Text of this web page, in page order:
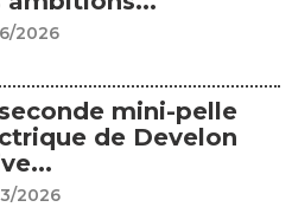
2026
mini-pelle
de Develon
2026